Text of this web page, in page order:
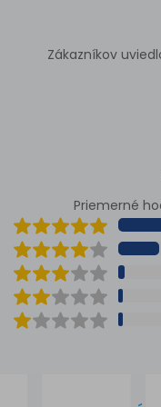
Zákazníkov
Priemerné